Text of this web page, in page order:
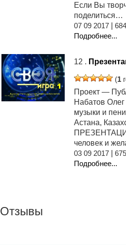
Если Вы
поделиться…
07 09 2017
Подробнее...
12 .
(1
Проект —
Набатов
музыки и
Астана,
человек и
03 09 2017
Подробнее...
Отзывы